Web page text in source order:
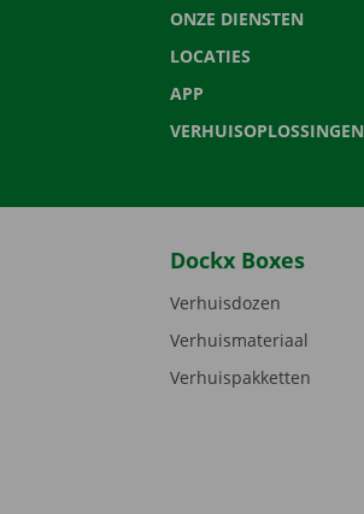
ONZE DIENSTEN
LOCATIES
APP
VERHUISOPLOSSINGEN
Dockx Boxes
Verhuisdozen
Verhuismateriaal
Verhuispakketten